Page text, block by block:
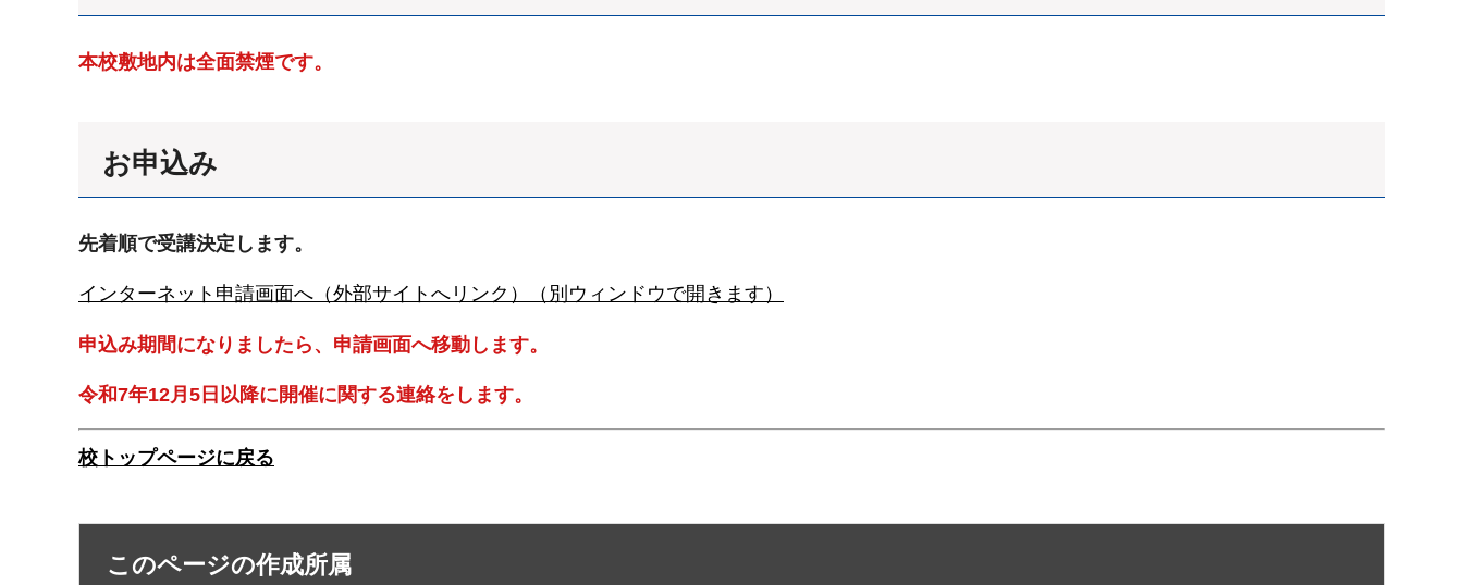
本校敷地内は全面禁煙です。
お申込み
先着順で受講決定します。
インターネット申請画面へ（外部サイトへリンク）（別ウィンドウで開きます）
申込み期間になりましたら、申請画面へ移動します。
令和7年12月5日以降に開催に関する連絡をします。
校トップページに戻る
このページの作成所属